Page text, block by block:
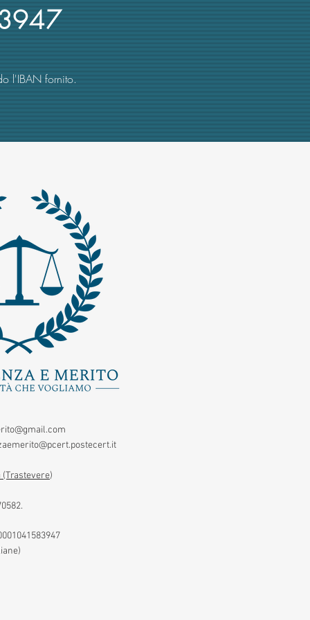
l'IBAN fornito.
(Trastevere)